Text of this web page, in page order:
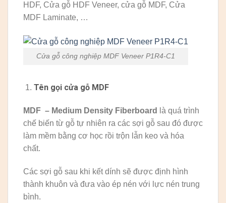
HDF, Cửa gỗ HDF Veneer, cửa gỗ MDF, Cửa
MDF Laminate, …
Cửa gỗ công nghiệp MDF Veneer P1R4-C1
Tên gọi cửa gỗ MDF
MDF – Medium Density Fiberboard
là quá trình
chế biến từ gỗ tự nhiên ra các sợi gỗ sau đó được
làm mềm bằng cơ học rồi trộn lẫn keo và hóa
chất.
Các sợi gỗ sau khi kết dính sẽ được định hình
thành khuôn và đưa vào ép nén với lực nén trung
bình.